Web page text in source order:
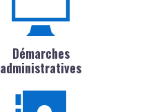
Démarches
administratives